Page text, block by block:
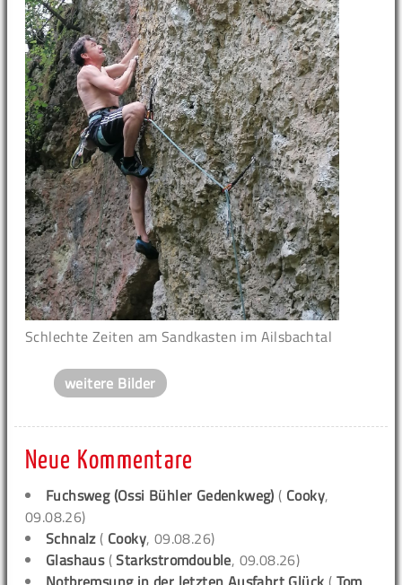
Schlechte Zeiten am Sandkasten im Ailsbachtal
weitere Bilder
Neue Kommentare
Fuchsweg (Ossi Bühler Gedenkweg) ( Cooky,
09.08.26)
Schnalz( Cooky, 09.08.26)
Glashaus(Starkstromdouble, 09.08.26)